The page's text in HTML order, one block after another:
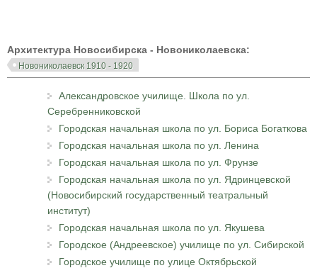
Архитектура Новосибирска - Новониколаевска:
Новониколаевск 1910 - 1920
Александровское училище. Школа по ул.
Серебренниковской
Городская начальная школа по ул. Бориса Богаткова
Городская начальная школа по ул. Ленина
Городская начальная школа по ул. Фрунзе
Городская начальная школа по ул. Ядринцевской
(Новосибирский государственный театральный
институт)
Городская начальная школа по ул. Якушева
Городское (Андреевское) училище по ул. Сибирской
Городское училище по улице Октябрьской